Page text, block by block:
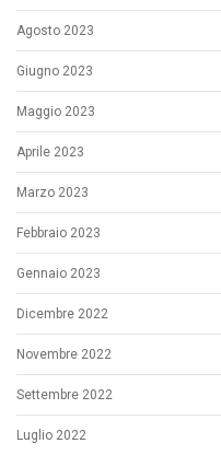
Agosto 2023
Giugno 2023
Maggio 2023
Aprile 2023
Marzo 2023
Febbraio 2023
Gennaio 2023
Dicembre 2022
Novembre 2022
Settembre 2022
Luglio 2022